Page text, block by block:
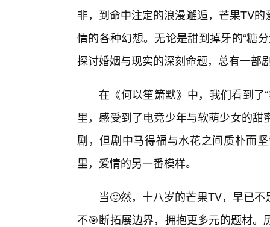
非，到命中注定的浪漫邂逅，芒果TV
情的各种幻想。无论是甜到掉牙的“糖
探讨婚姻与现实的深刻命题，总有一部
在《何以笙箫默》中，我们看到了
里，感受到了电竞少年与软萌少女的
剧，但剧中马得福与水花之间质朴而
里，爱情的另一番模样。
当🙂然，十八岁的芒果TV，早已
不🎯断拓展边界，拥抱更多元的题材